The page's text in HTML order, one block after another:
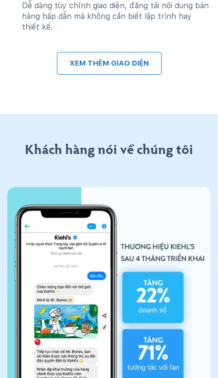
Dễ dàng tùy chỉnh giao diện, đăng tải nội dung bán
hàng hấp dẫn mà không cần biết lập trình hay
thiết kế.
XEM THÊM GIAO DIỆN
Khách hàng nói về chúng tôi